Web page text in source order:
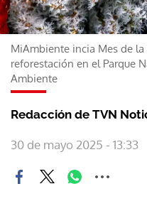
MiAmbiente incia Mes de
reforestación en el Parque
Ambiente
Redacción de TVN
30 de mayo 2025 - 13:33